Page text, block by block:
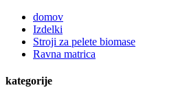
domov
Izdelki
Stroji za pelete biomase
Ravna matrica
kategorije